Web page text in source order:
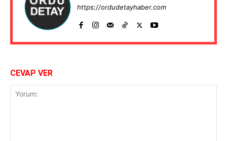
https://ordudetayhaber.com
CEVAP VER